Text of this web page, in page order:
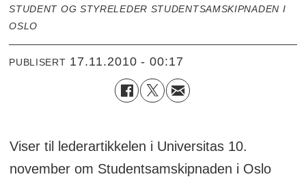
STUDENT OG STYRELEDER STUDENTSAMSKIPNADEN I
OSLO
PUBLISERT 17.11.2010 - 00:17
Viser til lederartikkelen i Universitas 10.
november om Studentsamskipnaden i Oslo